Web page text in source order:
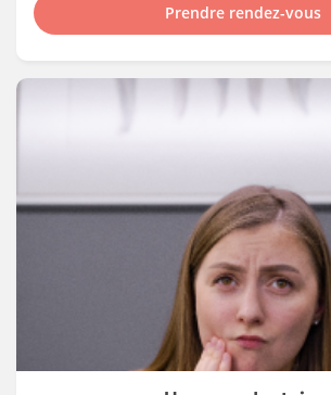
Prendre rendez-vous